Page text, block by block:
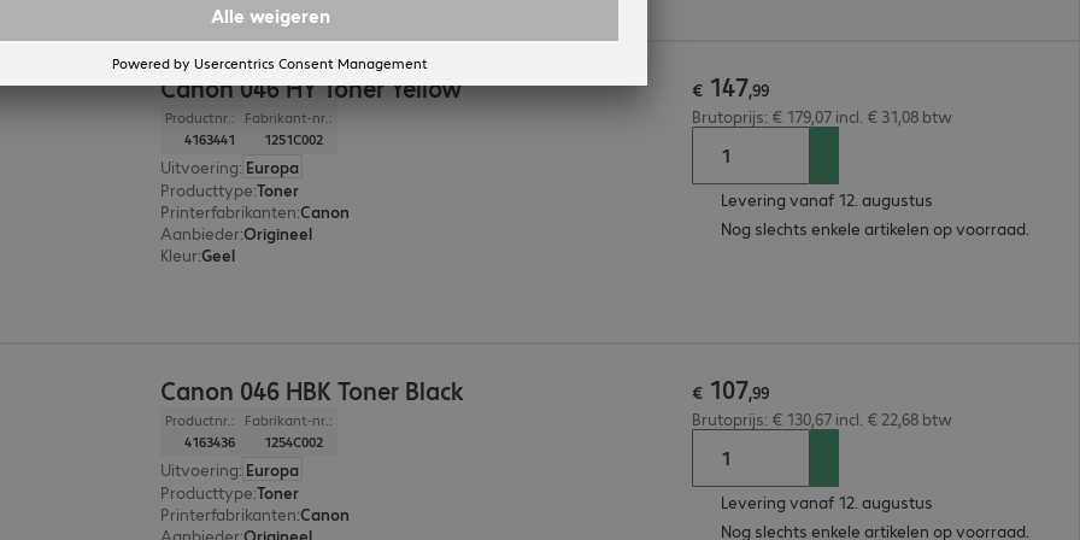
Canon 046 HY Toner Yellow
Productnr.:
4163441
Fabrikant-nr.:
1251C002
Uitvoering: Europa
Producttype:Toner
Printerfabrikanten:Canon
Aanbieder:Origineel
Kleur:Geel
€ 147,99
Brutoprijs: € 179,07 incl. € 31,08 btw
Levering vanaf 12. augustus
Nog slechts enkele artikelen op voorraad.
Canon 046 HBK Toner Black
Productnr.:
4163436
Fabrikant-nr.:
1254C002
Uitvoering: Europa
Producttype:Toner
Printerfabrikanten:Canon
Aanbieder:Origineel
€ 107,99
Brutoprijs: € 130,67 incl. € 22,68 btw
Levering vanaf 12. augustus
Nog slechts enkele artikelen op voorraad.